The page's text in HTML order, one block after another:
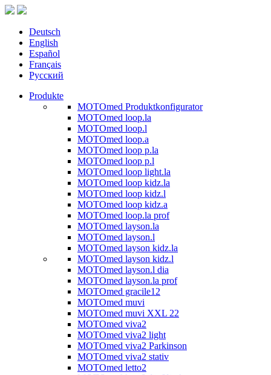
Deutsch
English
Español
Français
Русский
Produkte
MOTOmed Produktkonfigurator
MOTOmed loop.la
MOTOmed loop.l
MOTOmed loop.a
MOTOmed loop p.la
MOTOmed loop p.l
MOTOmed loop light.la
MOTOmed loop kidz.la
MOTOmed loop kidz.l
MOTOmed loop kidz.a
MOTOmed loop.la prof
MOTOmed layson.la
MOTOmed layson.l
MOTOmed layson kidz.la
MOTOmed layson kidz.l
MOTOmed layson.l dia
MOTOmed layson.la prof
MOTOmed gracile12
MOTOmed muvi
MOTOmed muvi XXL 22
MOTOmed viva2
MOTOmed viva2 light
MOTOmed viva2 Parkinson
MOTOmed viva2 stativ
MOTOmed letto2